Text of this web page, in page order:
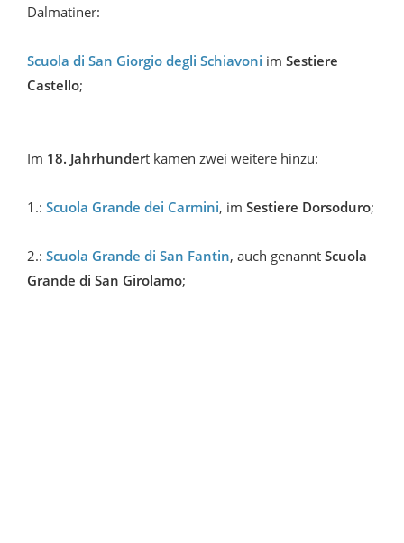
Dalmatiner:
Scuola di San Giorgio degli Schiavoni im Sestiere
Castello;
Im 18. Jahrhundert kamen zwei weitere hinzu:
1.: Scuola Grande dei Carmini, im Sestiere Dorsoduro;
2.: Scuola Grande di San Fantin, auch genannt Scuola
Grande di San Girolamo;